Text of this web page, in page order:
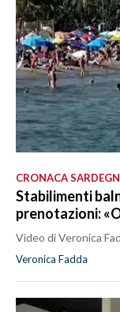
CRONACA
Stabilimenti
prenotazioni:
Video di Veronica
Veronica Fadda